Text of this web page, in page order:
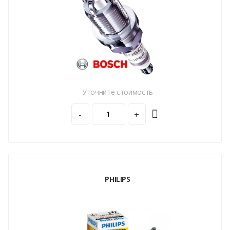
Уточните стоимость
- +
PHILIPS